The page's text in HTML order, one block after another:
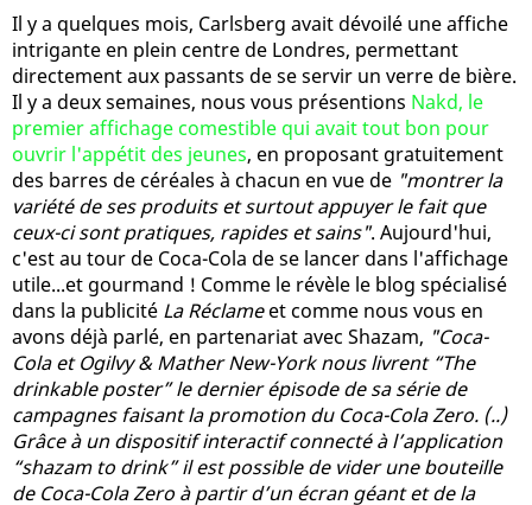
Il y a quelques mois, Carlsberg avait dévoilé une affiche
intrigante en plein centre de Londres, permettant
directement aux passants de se servir un verre de bière.
Il y a deux semaines, nous vous présentions Nakd, le
premier affichage comestible qui avait tout bon pour
ouvrir l'appétit des jeunes, en proposant gratuitement
des barres de céréales à chacun en vue de "montrer la
variété de ses produits et surtout appuyer le fait que
ceux-ci sont pratiques, rapides et sains". Aujourd'hui,
c'est au tour de Coca-Cola de se lancer dans l'affichage
utile...et gourmand ! Comme le révèle le blog spécialisé
dans la publicité La Réclameet comme nous vous en
avons déjà parlé, en partenariat avec Shazam, "Coca-
Cola et Ogilvy & Mather New-York nous livrent “The
drinkable poster” le dernier épisode de sa série de
campagnes faisant la promotion du Coca-Cola Zero. (..)
Grâce à un dispositif interactif connecté à l’application
“shazam to drink” il est possible de vider une bouteille
de Coca-Cola Zero à partir d’un écran géant et de la